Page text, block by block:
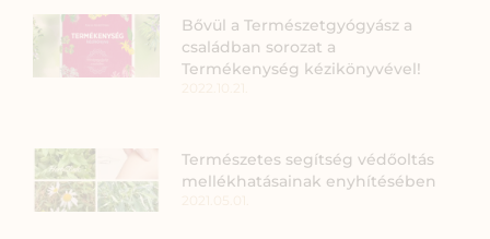
Bővül a Természetgyógyász a
családban sorozat a
Termékenység kézikönyvével!
Természetes segítség védőoltás
mellékhatásainak enyhítésében